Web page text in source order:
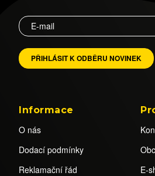
Informace
O nás
Dodací podmínky
Reklamační řád
E-